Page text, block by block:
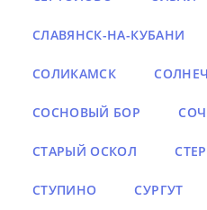
СЛАВЯНСК-НА-КУБАНИ
СОЛИКАМСК
СОСНОВЫЙ БОР
СТАРЫЙ ОСКОЛ
СТУПИНО СУРГУТ